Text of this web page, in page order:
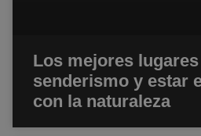
Los mejores
senderismo y estar
con la naturaleza